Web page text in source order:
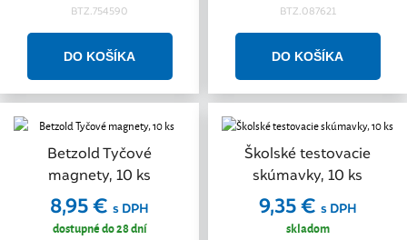
BTZ.754590 BTZ.087621
Betzold Tyčové
magnety, 10 ks
8,95 € s DPH
dostupné do 28 dní
Školské testovacie
skúmavky, 10 ks
9,35 € s DPH
skladom